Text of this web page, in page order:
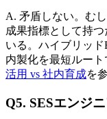
A. 矛盾しない。​む
成果指標と​して​持
いる。​ハイブリッド
内製化を​最短ルー
活用 vs 社内育成を
Q5. SESエンジ